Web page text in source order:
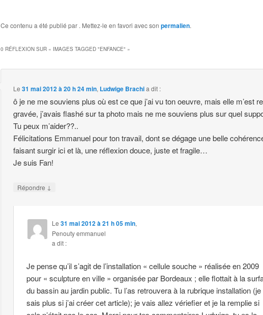
Ce contenu a été publié par . Mettez-le en favori avec son permalien.
0 RÉFLEXION SUR « IMAGES TAGGED "ENFANCE" »
Le31 mai 2012 à 20 h 24 min, Ludwige Brachia dit :
ô je ne me souviens plus où est ce que j’ai vu ton oeuvre, mais elle m’est
gravée, j’avais flashé sur ta photo mais ne me souviens plus sur quel
Tu peux m’aider??..
Félicitations Emmanuel pour ton travail, dont se dégage une belle
faisant surgir ici et là, une réflexion douce, juste et fragile…
Je suis Fan!
Répondre ↓
Le 31 mai 2012 à 21 h 05 min,
Penouty emmanuel
a dit :
Je pense qu’il s’agit de l’installation « cellule souche » réalisée en 2009
pour « sculpture en ville » organisée par Bordeaux ; elle flottait à la
du bassin au jardin public. Tu l’as retrouvera à la rubrique installation (je
sais plus si j’ai créer cet article); je vais allez vériefier et je la remplie si